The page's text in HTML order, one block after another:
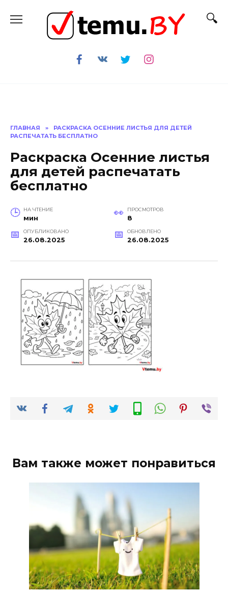
содержанию
ГЛАВНАЯ »
РАСКРАСКА ОСЕННИЕ ЛИСТЬЯ ДЛЯ ДЕТЕЙ
РАСПЕЧАТАТЬ БЕСПЛАТНО
Раскраска Осенние листья
для детей распечатать
бесплатно
НА ЧТЕНИЕ
мин
ПРОСМОТРОВ
8
ОПУБЛИКОВАНО
26.08.2025
ОБНОВЛЕНО
26.08.2025
Вам также может понравиться